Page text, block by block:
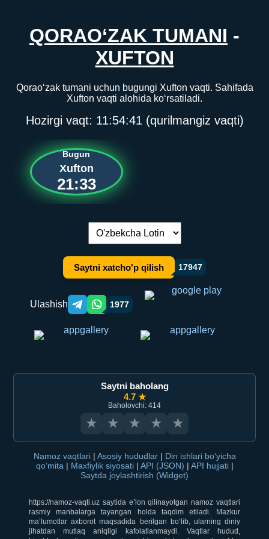
QORAO‘ZAK TUMANI -
XUFTON
Qorao‘zak tumani uchun bugungi Xufton vaqti. Sahifada
Xufton vaqti alohida ko‘rsatiladi.
Hozirgi vaqt: 11:54:41 (qurilmangiz vaqti)
Bugun
Xufton
21:33
Tilni almashtirish:
Saytni xatcho'p qilish 17947
Ulashish Telegram orqali ulashish
WhatsApp orqali ulashish
1977
Saytni baholang
4.7 ★
Baholovchi: 414
★ ★ ★ ★ ★
Namoz vaqtlari | Asosiy hududlar | Din ishlari bo‘yicha
qo‘mita | Maxfiylik siyosati | API (JSON) | API hujjati |
Saytda joylashtirish (Widget)
https://namoz-vaqti.uz saytida e’lon qilinayotgan namoz vaqtlari
rasmiy manbalarga tayangan holda taqdim etiladi. Mazkur
ma’lumotlar axborot maqsadida berilgan bo‘lib, ularning diniy
jihatdan mutlaq aniqligi kafolatlanmaydi. Vaqtlar hudud,